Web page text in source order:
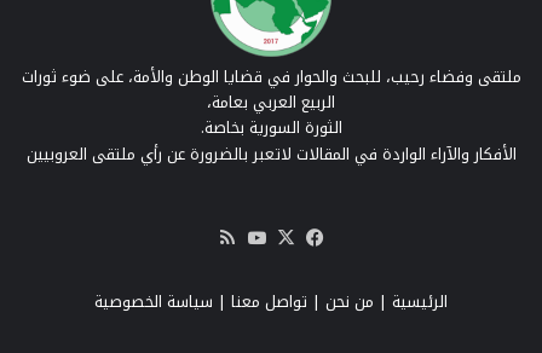
ملتقى وفضاء رحيب، للبحث والحوار في قضايا الوطن والأمة، على ضوء ثورات
الربيع العربي بعامة،
الثورة السورية بخاصة.
الأفكار والآراء الواردة في المقالات لاتعبر بالضرورة عن رأي ملتقى العروبيين
فيسبوك
‫X
‫YouTube
RSS
الرئيسية | من نحن | تواصل معنا | سياسة الخصوصية